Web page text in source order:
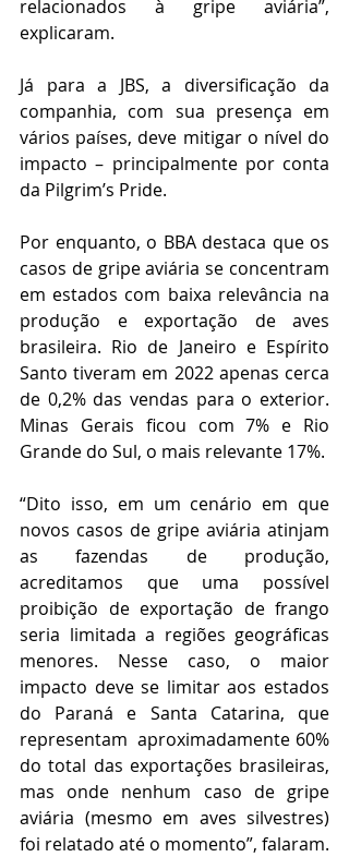
relacionados à gripe aviária”,
explicaram.
Já para a JBS, a diversificação da
companhia, com sua presença em
vários países, deve mitigar o nível do
impacto – principalmente por conta
da Pilgrim’s Pride.
Por enquanto, o BBA destaca que os
casos de gripe aviária se concentram
em estados com baixa relevância na
produção e exportação de aves
brasileira. Rio de Janeiro e Espírito
Santo tiveram em 2022 apenas cerca
de 0,2% das vendas para o exterior.
Minas Gerais ficou com 7% e Rio
Grande do Sul, o mais relevante 17%.
“Dito isso, em um cenário em que
novos casos de gripe aviária atinjam
as fazendas de produção,
acreditamos que uma possível
proibição de exportação de frango
seria limitada a regiões geográficas
menores. Nesse caso, o maior
impacto deve se limitar aos estados
do Paraná e Santa Catarina, que
representam  aproximadamente 60%
do total das exportações brasileiras,
mas onde nenhum caso de gripe
aviária (mesmo em aves silvestres)
foi relatado até o momento”, falaram.